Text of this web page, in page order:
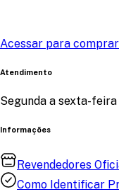
Acessar para comprar
Atendimento
Segunda a sexta-feira
Informações
Revendedores
Como Identificar